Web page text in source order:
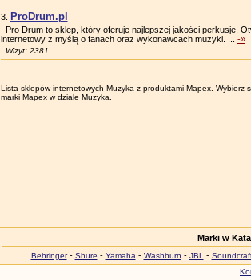
3. ProDrum.pl
Pro Drum to sklep, który oferuje najlepszej jakości perkusje.
internetowy z myślą o fanach oraz wykonawcach muzyki. ... -»
Wizyt: 2381
Lista sklepów internetowych Muzyka z produktami Mapex. Wybierz
marki Mapex w dziale Muzyka.
Marki w
Behringer- Shure - Yamaha - Washburn - JBL -